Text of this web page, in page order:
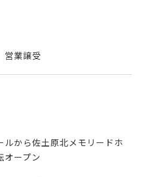
業譲受
ルから佐土原北メモリードホ
オープン